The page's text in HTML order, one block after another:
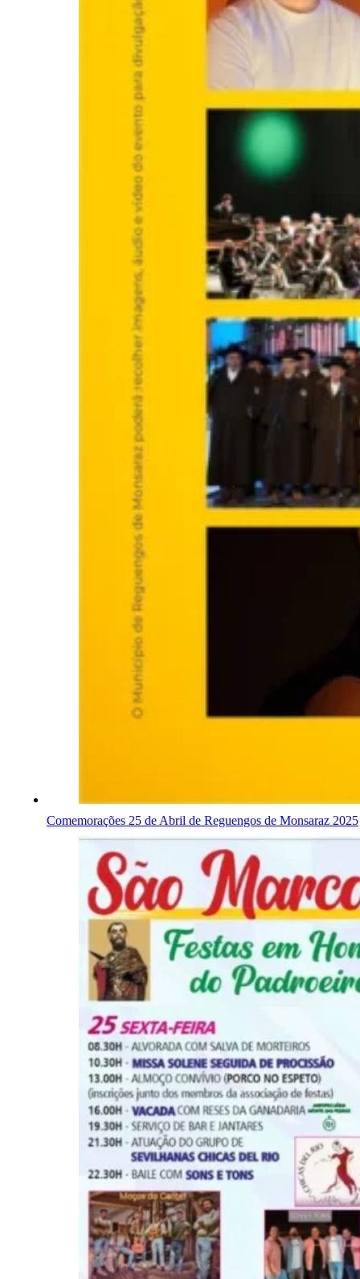
Comemorações 25 de Abril de Reguengos de Monsaraz 2025